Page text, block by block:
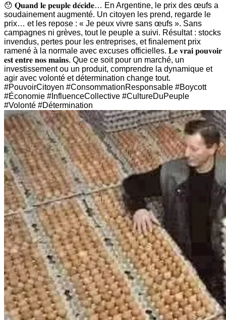
😯 𝐐𝐮𝐚𝐧𝐝 𝐥𝐞 𝐩𝐞𝐮𝐩𝐥𝐞 𝐝𝐞́𝐜𝐢𝐝𝐞… En Argentine, le prix des œufs a
soudainement augmenté. Un citoyen les prend, regarde le
prix… et les repose : « Je peux vivre sans œufs ». Sans
campagnes ni grèves, tout le peuple a suivi. Résultat : stocks
invendus, pertes pour les entreprises, et finalement prix
ramené à la normale avec excuses officielles. 𝐋𝐞 𝐯𝐫𝐚𝐢 𝐩𝐨𝐮𝐯𝐨𝐢𝐫
𝐞𝐬𝐭 𝐞𝐧𝐭𝐫𝐞 𝐧𝐨𝐬 𝐦𝐚𝐢𝐧𝐬. Que ce soit pour un marché, un
investissement ou un produit, comprendre la dynamique et
agir avec volonté et détermination change tout.
#PouvoirCitoyen #ConsommationResponsable #Boycott
#Économie #InfluenceCollective #CultureDuPeuple
#Volonté #Détermination